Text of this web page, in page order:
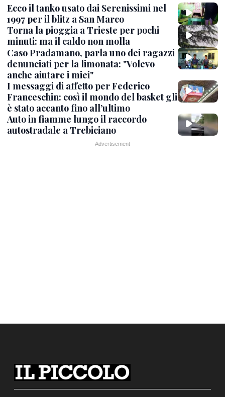
Ecco il tanko usato dai Serenissimi nel
1997 per il blitz a San Marco
Torna la pioggia a Trieste per pochi
minuti: ma il caldo non molla
Caso Pradamano, parla uno dei ragazzi
denunciati per la limonata: "Volevo
anche aiutare i miei"
I messaggi di affetto per Federico
Franceschin: così il mondo del basket gli
è stato accanto fino all’ultimo
Auto in fiamme lungo il raccordo
autostradale a Trebiciano